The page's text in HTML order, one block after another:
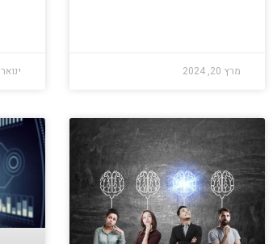
מרץ 20, 2024 ינואר 29, 2026